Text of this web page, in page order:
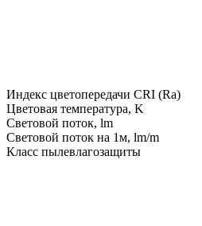
Индекс цветопередачи CRI (Ra)
Цветовая температура, K
Световой поток, lm
Световой поток на 1м, lm/m
Класс пылевлагозащиты